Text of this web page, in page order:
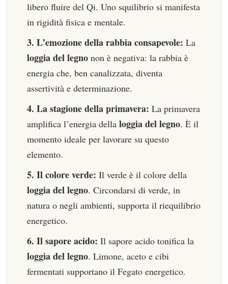
libero fluire del Qi. Uno squilibrio si manifesta
in rigidità fisica e mentale.
3. L’emozione della rabbia consapevole: La
loggia del legno non è negativa: la rabbia è
energia che, ben canalizzata, diventa
assertività e determinazione.
4. La stagione della primavera: La primavera
amplifica l’energia della loggia del legno. È il
momento ideale per lavorare su questo
elemento.
5. Il colore verde: Il verde è il colore della
loggia del legno. Circondarsi di verde, in
natura o negli ambienti, supporta il riequilibrio
energetico.
6. Il sapore acido: Il sapore acido tonifica la
loggia del legno. Limone, aceto e cibi
fermentati supportano il Fegato energetico.